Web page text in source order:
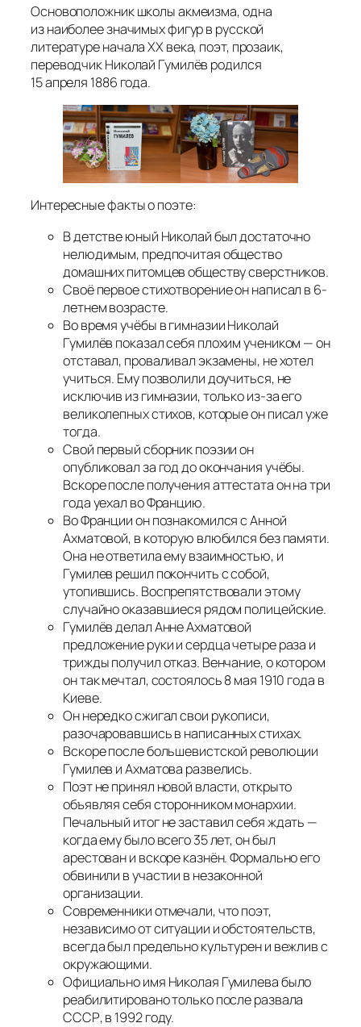
Основоположник школы акмеизма, одна
из наиболее значимых фигур в русской
литературе начала XX века, поэт, прозаик,
переводчик Николай Гумилёв родился
15 апреля 1886 года.
Интересные факты о поэте:
В детстве юный Николай был достаточно
нелюдимым, предпочитая общество
домашних питомцев обществу сверстников.
Своё первое стихотворение он написал в 6-
летнем возрасте.
Во время учёбы в гимназии Николай
Гумилёв показал себя плохим учеником — он
отставал, проваливал экзамены, не хотел
учиться. Ему позволили доучиться, не
исключив из гимназии, только из-за его
великолепных стихов, которые он писал уже
тогда.
Свой первый сборник поэзии он
опубликовал за год до окончания учёбы.
Вскоре после получения аттестата он на три
года уехал во Францию.
Во Франции он познакомился с Анной
Ахматовой, в которую влюбился без памяти.
Она не ответила ему взаимностью, и
Гумилев решил покончить с собой,
утопившись. Воспрепятствовали этому
случайно оказавшиеся рядом полицейские.
Гумилёв делал Анне Ахматовой
предложение руки и сердца четыре раза и
трижды получил отказ. Венчание, о котором
он так мечтал, состоялось 8 мая 1910 года в
Киеве.
Он нередко сжигал свои рукописи,
разочаровавшись в написанных стихах.
Вскоре после большевистской революции
Гумилев и Ахматова развелись.
Поэт не принял новой власти, открыто
объявляя себя сторонником монархии.
Печальный итог не заставил себя ждать —
когда ему было всего 35 лет, он был
арестован и вскоре казнён. Формально его
обвинили в участии в незаконной
организации.
Современники отмечали, что поэт,
независимо от ситуации и обстоятельств,
всегда был предельно культурен и вежлив с
окружающими.
Официально имя Николая Гумилева было
реабилитировано только после развала
СССР, в 1992 году.